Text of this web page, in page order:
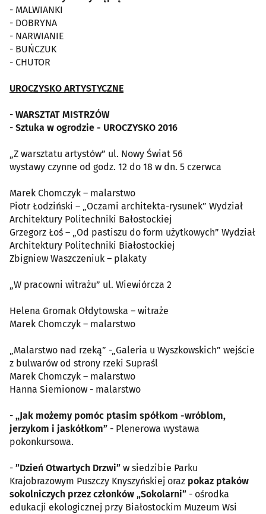
- MALWIANKI
- DOBRYNA
- NARWIANIE
- BUŃCZUK
- CHUTOR
UROCZYSKO ARTYSTYCZNE
- WARSZTAT MISTRZÓW
- Sztuka w ogrodzie - UROCZYSKO 2016
„Z warsztatu artystów” ul. Nowy Świat 56
wystawy czynne od godz. 12 do 18 w dn. 5 czerwca
Marek Chomczyk – malarstwo
Piotr Łodziński – „Oczami architekta-rysunek” Wydział
Architektury Politechniki Bałostockiej
Grzegorz Łoś – „Od pastiszu do form użytkowych” Wydział
Architektury Politechniki Białostockiej
Zbigniew Waszczeniuk – plakaty
„W pracowni witrażu” ul. Wiewiórcza 2
Helena Gromak Ołdytowska – witraże
Marek Chomczyk – malarstwo
„Malarstwo nad rzeką” -„Galeria u Wyszkowskich” wejście
z bulwarów od strony rzeki Supraśl
Marek Chomczyk – malarstwo
Hanna Siemionow - malarstwo
- „Jak możemy pomóc ptasim spółkom -wróblom,
jerzykom i jaskółkom” - Plenerowa wystawa
pokonkursowa.
- ”Dzień Otwartych Drzwi” w siedzibie Parku
Krajobrazowym Puszczy Knyszyńskiej oraz pokaz ptaków
sokolniczych przez członków „Sokolarni” - ośrodka
edukacji ekologicznej przy Białostockim Muzeum Wsi